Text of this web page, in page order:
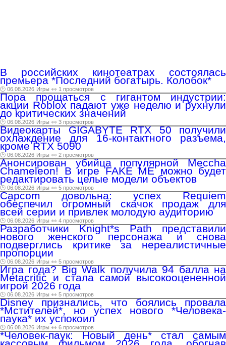
В российских кинотеатрах состоялась
премьера *Последний богатырь. Колобок*
🕑 06.08.2026 Игры 👀 1 просмотров
Пора прощаться с гигантом индустрии:
акции Roblox падают уже неделю и рухнули
до критических значений
🕑 06.08.2026 Игры 👀 3 просмотров
Видеокарты GIGABYTE RTX 50 получили
охлаждение для 16-контактного разъема,
кроме RTX 5090
🕑 06.08.2026 Игры 👀 2 просмотров
Анонсирован убийца популярной Meccha
Chameleon! В игре FAKE ME можно будет
редактировать целые модели объектов
🕑 06.08.2026 Игры 👀 5 просмотров
Capcom довольна: успех Requiem
обеспечил огромный скачок продаж для
всей серии и привлек молодую аудиторию
🕑 06.08.2026 Игры 👀 4 просмотров
Разработчики Knight*s Path представили
нового женского персонажа и снова
подверглись критике за нереалистичные
пропорции
🕑 06.08.2026 Игры 👀 5 просмотров
Игра года? Big Walk получила 94 балла на
Metacritic и стала самой высокооцененной
игрой 2026 года
🕑 06.08.2026 Игры 👀 5 просмотров
Disney признались, что боялись провала
*Мстителей*, но успех нового *Человека-
паука* их успокоил
🕑 06.08.2026 Игры 👀 6 просмотров
*Человек-паук: Новый день* стал самым